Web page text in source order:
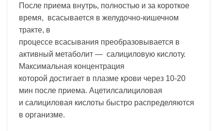
После приема внутрь, полностью и за короткое
время, всасывается в желудочно-кишечном
тракте, в
процессе всасывания преобразовывается в
активный метаболит — салициловую кислоту.
Максимальная концентрация
которой достигает в плазме крови через 10-20
мин после приема. Ацетилсалициловая
и салициловая кислоты быстро распределяются
в организме.